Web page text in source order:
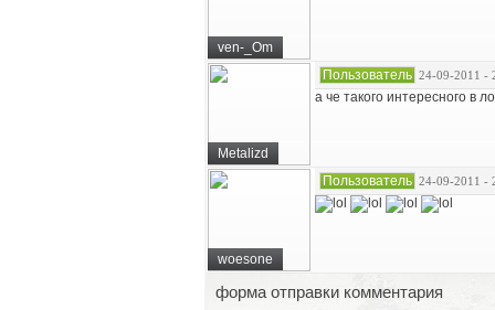
ven-_Om
Metalizd
Пользователь 24-09-2011 -
а че такого интересного в
woesone
Пользователь 24-09-2011 -
форма отправки комментария